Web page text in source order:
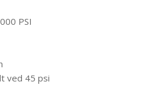
PSI
ved 45 psi